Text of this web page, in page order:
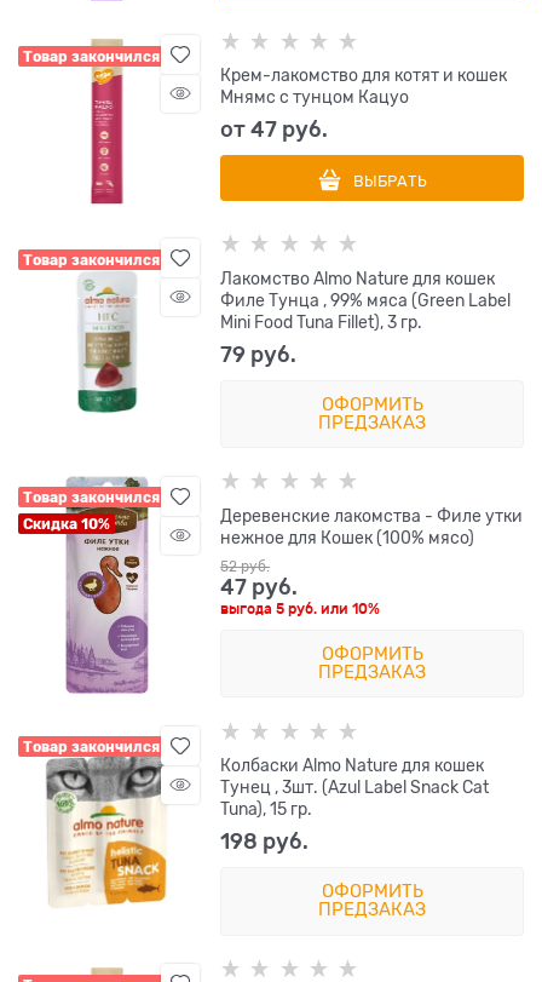
Товар закончился
Крем-лакомство для котят и кошек
Мнямс с тунцом Кацуо
от47 руб.
ВЫБРАТЬ
Товар закончился
Лакомство Almo Nature для кошек
Филе Тунца , 99% мяса (Green Label
Mini Food Tuna Fillet), 3 гр.
79 руб.
ОФОРМИТЬ
ПРЕДЗАКАЗ
Товар закончился
Скидка 10%
Деревенские лакомства - Филе утки
нежное для Кошек (100% мясо)
52 руб.
47 руб.
выгода5 руб. или10%
ОФОРМИТЬ
ПРЕДЗАКАЗ
Товар закончился
Колбаски Almo Nature для кошек
Тунец , 3шт. (Azul Label Snack Cat
Tuna), 15 гр.
198 руб.
ОФОРМИТЬ
ПРЕДЗАКАЗ